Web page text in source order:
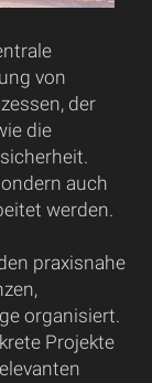
von
der
die
auch
werden.
praxisnahe
organisiert.
Projekte